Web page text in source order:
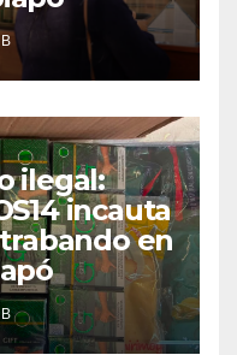
ilegal:
incauta
en